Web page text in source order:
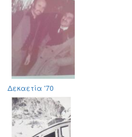
Δεκαετία '70